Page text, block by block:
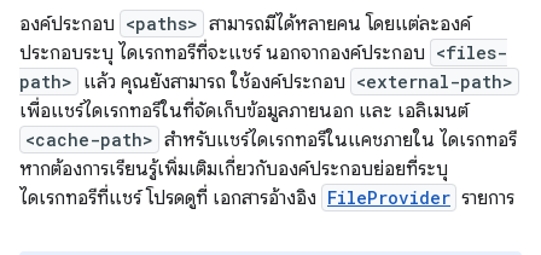
องค์ประกอบ <paths> สามารถมีได้หลายคน โดยแต่ละองค์
ประกอบระบุ ไดเรกทอรีที่จะแชร์ นอกจากองค์ประกอบ <files-
path> แล้ว คุณยังสามารถ ใช้องค์ประกอบ <external-path>
เพื่อแชร์ไดเรกทอรีในที่จัดเก็บข้อมูลภายนอก และ เอลิเมนต์
<cache-path> สำหรับแชร์ไดเรกทอรีในแคชภายใน ไดเรกทอรี
หากต้องการเรียนรู้เพิ่มเติมเกี่ยวกับองค์ประกอบย่อยที่ระบุ
ไดเรกทอรีที่แชร์ โปรดดูที่ เอกสารอ้างอิง FileProvider รายการ